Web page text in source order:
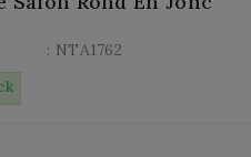
: NTA1762